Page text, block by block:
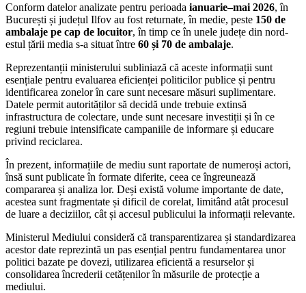
Conform datelor analizate pentru perioada ianuarie–mai 2026, în
București și județul Ilfov au fost returnate, în medie, peste 150 de
ambalaje pe cap de locuitor, în timp ce în unele județe din nord-
estul țării media s-a situat între 60 și 70 de ambalaje.
Reprezentanții ministerului subliniază că aceste informații sunt
esențiale pentru evaluarea eficienței politicilor publice și pentru
identificarea zonelor în care sunt necesare măsuri suplimentare.
Datele permit autorităților să decidă unde trebuie extinsă
infrastructura de colectare, unde sunt necesare investiții și în ce
regiuni trebuie intensificate campaniile de informare și educare
privind reciclarea.
În prezent, informațiile de mediu sunt raportate de numeroși actori,
însă sunt publicate în formate diferite, ceea ce îngreunează
compararea și analiza lor. Deși există volume importante de date,
acestea sunt fragmentate și dificil de corelat, limitând atât procesul
de luare a deciziilor, cât și accesul publicului la informații relevante.
Ministerul Mediului consideră că transparentizarea și standardizarea
acestor date reprezintă un pas esențial pentru fundamentarea unor
politici bazate pe dovezi, utilizarea eficientă a resurselor și
consolidarea încrederii cetățenilor în măsurile de protecție a
mediului.